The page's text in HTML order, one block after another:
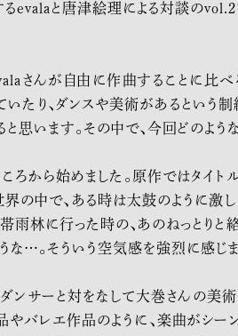
evalaと唐津絵理による対談のvol.2
さんが自由に作曲することに比
たり、ダンスや美術があるという
思います。その中で、今回どのよう
ろから始めました。原作ではタイ
界の中で、ある時は太鼓のように激
雨林に行った時の、あのねっとりと
な…。そういう空気感を強烈に感じま
ダンサーと対をなして大巻さんの美
やバレエ作品のように、楽曲がシー